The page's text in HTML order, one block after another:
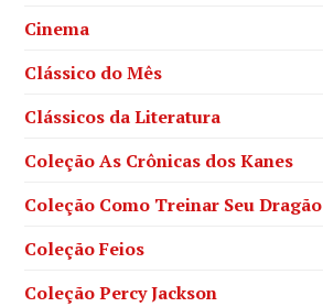
Cinema
Clássico do Mês
Clássicos da Literatura
Coleção As Crônicas dos Kanes
Coleção Como Treinar Seu Dragão
Coleção Feios
Coleção Percy Jackson